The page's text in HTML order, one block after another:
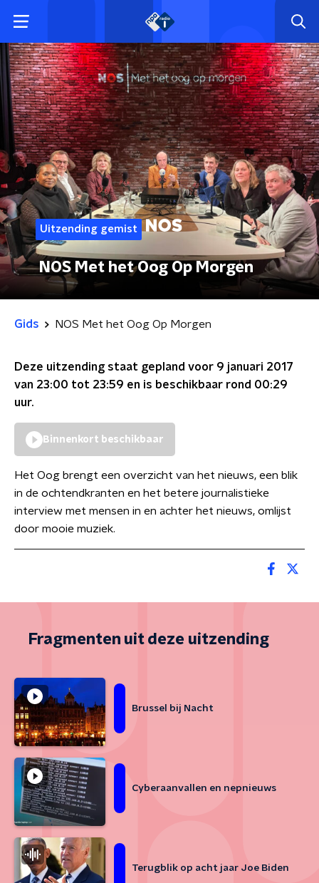
Uitzending gemist
NOS Met het Oog Op Morgen
Gids NOS Met het Oog Op Morgen
Deze uitzending staat gepland voor 9 januari 2017
van 23:00 tot 23:59 en is beschikbaar rond 00:29
uur.
Binnenkort beschikbaar
Het Oog brengt een overzicht van het nieuws, een blik
in de ochtendkranten en het betere journalistieke
interview met mensen in en achter het nieuws, omlijst
door mooie muziek.
Fragmenten uit deze uitzending
Brussel bij Nacht
Cyberaanvallen en nepnieuws
Terugblik op acht jaar Joe Biden